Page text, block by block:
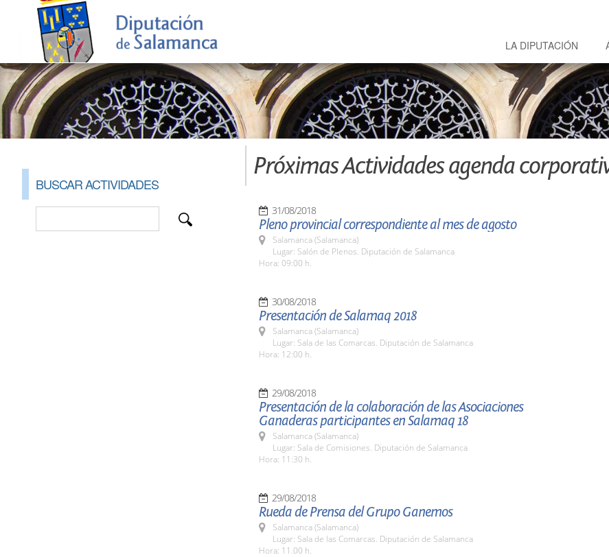
LA DIPUTACIÓN
BUSCAR ACTIVIDADES
Próximas Actividades agenda
31/08/2018
Pleno provincial correspondiente al mes de agosto
Salamanca (Salamanca)
Lugar: Salón de Plenos. Diputación de Salamanca
Hora: 09:00 h.
30/08/2018
Presentación de Salamaq 2018
Salamanca (Salamanca)
Lugar: Sala de las Comarcas. Diputación de Salamanca
Hora: 12:00 h.
29/08/2018
Presentación de la colaboración de las Asociaciones
Ganaderas participantes en Salamaq 18
Salamanca (Salamanca)
Lugar: Sala de Comisiones. Diputación de Salamanca
Hora: 11:30 h.
29/08/2018
Rueda de Prensa del Grupo Ganemos
Salamanca (Salamanca)
Lugar: Sala de las Comarcas. Diputación de Salamanca
Hora: 11.00 h.